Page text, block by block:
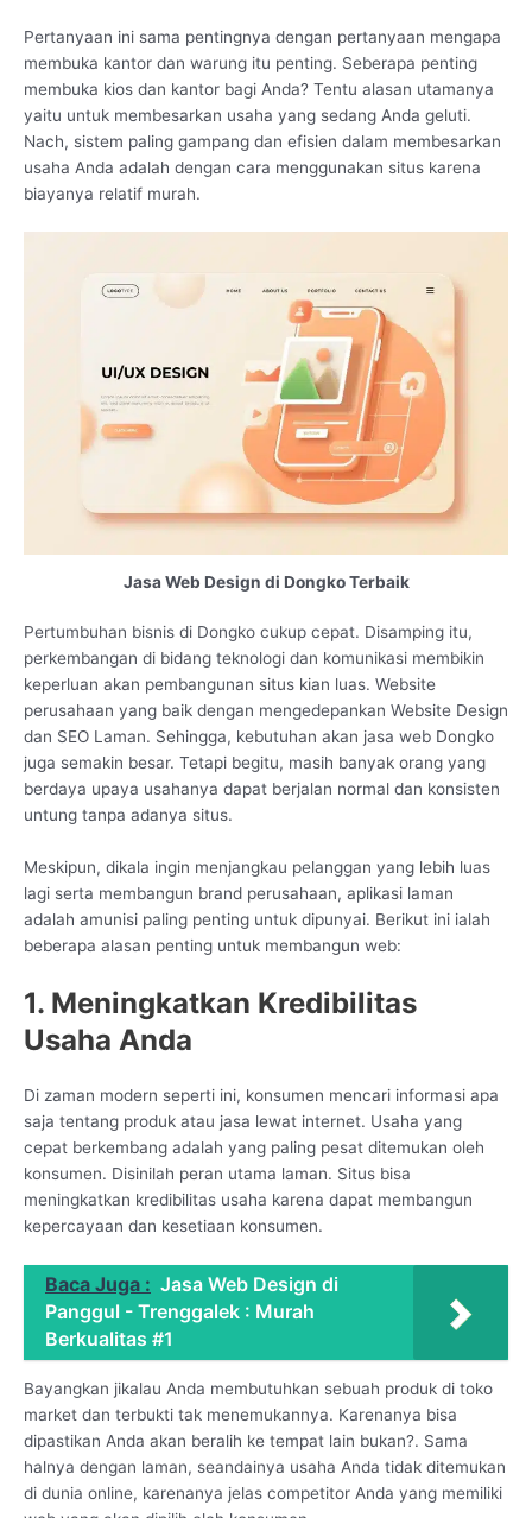
Pertanyaan ini sama pentingnya dengan pertanyaan mengapa
membuka kantor dan warung itu penting. Seberapa penting
membuka kios dan kantor bagi Anda? Tentu alasan utamanya
yaitu untuk membesarkan usaha yang sedang Anda geluti.
Nach, sistem paling gampang dan efisien dalam membesarkan
usaha Anda adalah dengan cara menggunakan situs karena
biayanya relatif murah.
Jasa Web Design di Dongko Terbaik
Pertumbuhan bisnis di Dongko cukup cepat. Disamping itu,
perkembangan di bidang teknologi dan komunikasi membikin
keperluan akan pembangunan situs kian luas. Website
perusahaan yang baik dengan mengedepankan Website Design
dan SEO Laman. Sehingga, kebutuhan akan jasa web Dongko
juga semakin besar. Tetapi begitu, masih banyak orang yang
berdaya upaya usahanya dapat berjalan normal dan konsisten
untung tanpa adanya situs.
Meskipun, dikala ingin menjangkau pelanggan yang lebih luas
lagi serta membangun brand perusahaan, aplikasi laman
adalah amunisi paling penting untuk dipunyai. Berikut ini ialah
beberapa alasan penting untuk membangun web:
1. Meningkatkan Kredibilitas
Usaha Anda
Di zaman modern seperti ini, konsumen mencari informasi apa
saja tentang produk atau jasa lewat internet. Usaha yang
cepat berkembang adalah yang paling pesat ditemukan oleh
konsumen. Disinilah peran utama laman. Situs bisa
meningkatkan kredibilitas usaha karena dapat membangun
kepercayaan dan kesetiaan konsumen.
Baca Juga : Jasa Web Design di
Panggul - Trenggalek : Murah
Berkualitas #1
Bayangkan jikalau Anda membutuhkan sebuah produk di toko
market dan terbukti tak menemukannya. Karenanya bisa
dipastikan Anda akan beralih ke tempat lain bukan?. Sama
halnya dengan laman, seandainya usaha Anda tidak ditemukan
di dunia online, karenanya jelas competitor Anda yang memiliki